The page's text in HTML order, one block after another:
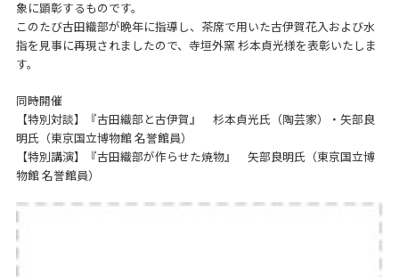
象に顕彰するものです。
このたび古田織部が晩年に指導し、茶席で用いた古伊賀花入および水
指を見事に再現されましたので、寺垣外窯 杉本貞光様を表彰いたしま
す。
同時開催
【特別対談】『古田織部と古伊賀』 杉本貞光氏（陶芸家）・矢部良
明氏（東京国立博物館 名誉館員）
【特別講演】『古田織部が作らせた焼物』 矢部良明氏（東京国立博
物館 名誉館員）